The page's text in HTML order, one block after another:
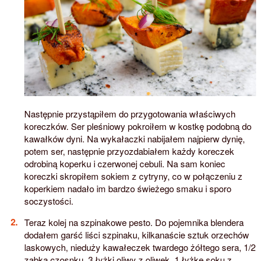
Następnie przystąpiłem do przygotowania właściwych
koreczków. Ser pleśniowy pokroiłem w kostkę podobną do
kawałków dyni. Na wykałaczki nabijałem najpierw dynię,
potem ser, następnie przyozdabiałem każdy koreczek
odrobiną koperku i czerwonej cebuli. Na sam koniec
koreczki skropiłem sokiem z cytryny, co w połączeniu z
koperkiem nadało im bardzo świeżego smaku i sporo
soczystości.
Teraz kolej na szpinakowe pesto. Do pojemnika blendera
dodałem garść liści szpinaku, kilkanaście sztuk orzechów
laskowych, nieduży kawałeczek twardego żółtego sera, 1/2